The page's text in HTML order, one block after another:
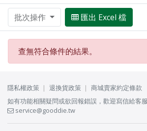
批次操作 匯出 Excel 檔
查無符合條件的結果。
隱私權政策 退換貨政策
商城賣家約定條款
如有功能相關疑問或欲回報錯誤，歡迎寫信給客服
service@gooddie.tw